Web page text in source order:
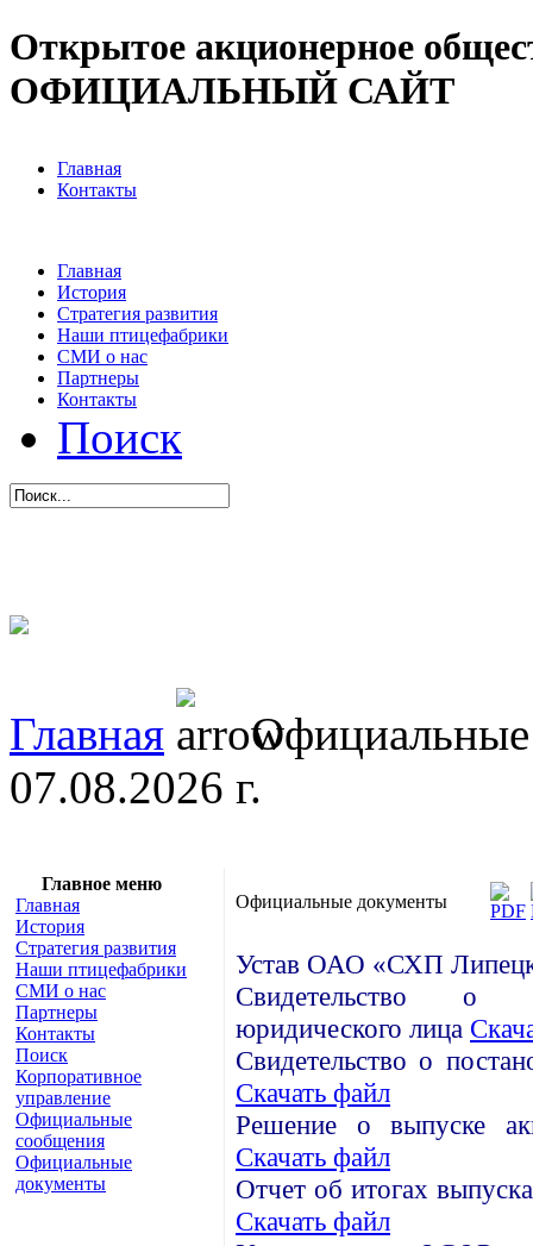
Открытое акционерное
ОФИЦИАЛЬНЫЙ САЙТ
Главная
Контакты
Главная
История
Стратегия развития
Наши птицефабрики
СМИ о нас
Партнеры
Контакты
Поиск
Главная
07.08.2026 г.
Главное меню
Главная
История
Стратегия развития
Наши птицефабрики
СМИ о нас
Партнеры
Контакты
Поиск
Корпоративное
управление
Официальные
сообщения
Официальные
документы
Официальные документы
Устав ОАО «СХП
Свидетельство о
юридического лица
Свидетельство о
Скачать файл
Решение о выпуске
Скачать файл
Отчет об итогах
Скачать файл